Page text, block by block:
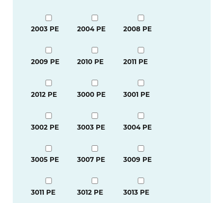
2003 PE 2004 PE 2008 PE
2009 PE 2010 PE 2011 PE
2012 PE 3000 PE 3001 PE
3002 PE 3003 PE 3004 PE
3005 PE 3007 PE 3009 PE
3011 PE 3012 PE 3013 PE